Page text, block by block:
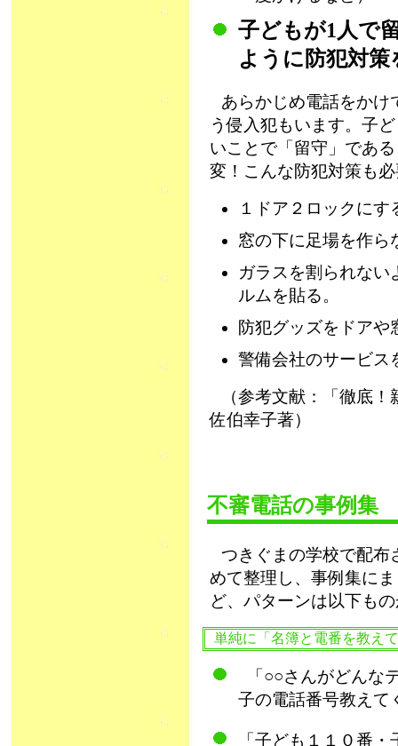
子どもが1人で
ように防犯対策
あらかじめ電話をかけ
う侵入犯もいます。子
いことで「留守」であ
変！こんな防犯対策も
１ドア２ロックにす
窓の下に足場を作ら
ガラスを割られない
ルムを貼る。
防犯グッズをドアや
警備会社のサービ
（参考文献：「徹底
佐伯幸子著）
不審電話の事例集
つきぐまの学校で配布
めて整理し、事例集に
ど、パターンは以下も
単純に「名簿と電番を教え
「○○さんがどんな
子の電話番号教えて
「子ども１１０番